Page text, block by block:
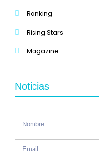
Ranking
Rising Stars
Magazine
Noticias